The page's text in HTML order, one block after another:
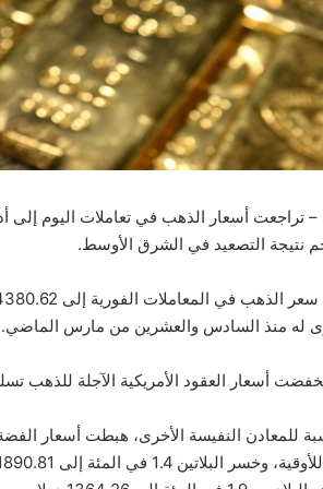
– تراجعت أسعار الذهب في تعاملات اليوم
نتيجة التصعيد في الشرق الأوسط.
له منذ السادس والعشرين من مارس الماضي.
أسعار العقود الأمريكية الآجلة للذهب تسليم يونيو المقبل بنسبة